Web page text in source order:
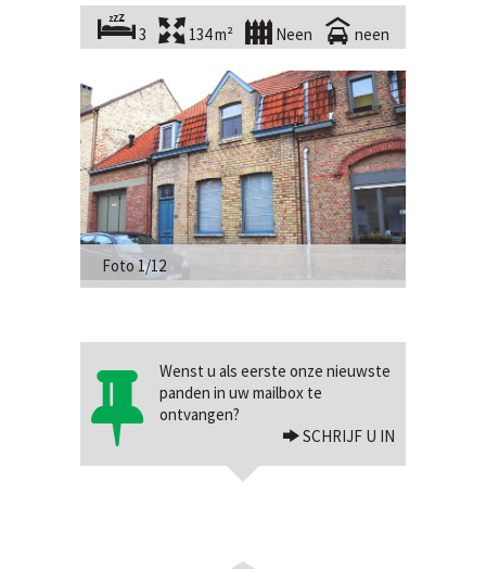
3 134 m² Neen neen
Foto 1/12
Wenst u als eerste onze nieuwste
panden in uw mailbox te
ontvangen?
SCHRIJF U IN